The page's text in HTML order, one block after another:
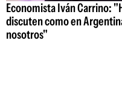
Economista Iván Carrino:
discuten como en
nosotros"